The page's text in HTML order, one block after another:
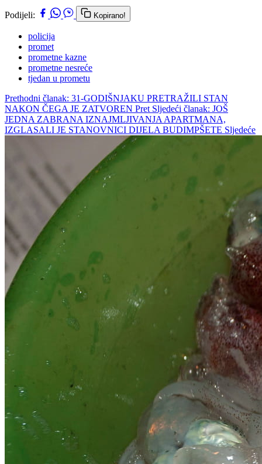
Podijeli: Kopirano!
policija
promet
prometne kazne
prometne nesreće
tjedan u prometu
Prethodni članak: 31-GODIŠNJAKU PRETRAŽILI STAN
NAKON ČEGA JE ZATVOREN Pret Sljedeći članak: JOŠ
JEDNA ZABRANA IZNAJMLJIVANJA APARTMANA,
IZGLASALI JE STANOVNICI DIJELA BUDIMPŠETE Sljedeće